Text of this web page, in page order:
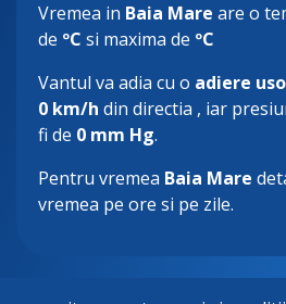
Vremea in Baia Mare are o
de ºC si maxima de ºC
Vantul va adia cu o adiere
0 km/h din directia , iar
fi de 0 mm Hg.
Pentru vremea Baia Mare
vremea pe ore si pe zile.